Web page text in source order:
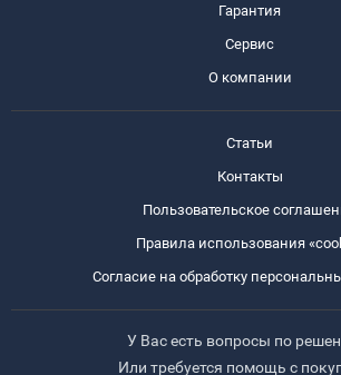
Гарантия
Сервис
О компании
Статьи
Контакты
Пользовательское
Правила использования
Согласие на обработку
У Вас есть вопросы по
Или требуется помощь с